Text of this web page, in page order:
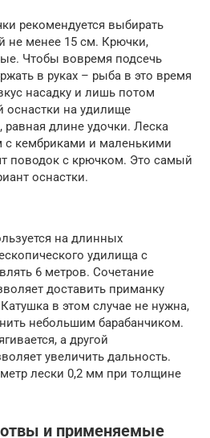
рекомендуется выбирать
не менее 15 см. Крючки,
Чтобы вовремя подсечь
в руках – рыба в это время
насадку и лишь потом
оснастки на удилище
равная длине удочки. Леска
с кембриками и маленькими
поводок с крючком. Это самый
оснастки.
на длинных
удилища с
6 метров. Сочетание
доставить приманку
в этом случае не нужна,
небольшим барабанчиком.
а другой
увеличить дальность.
лески 0,2 мм при толщине
и применяемые